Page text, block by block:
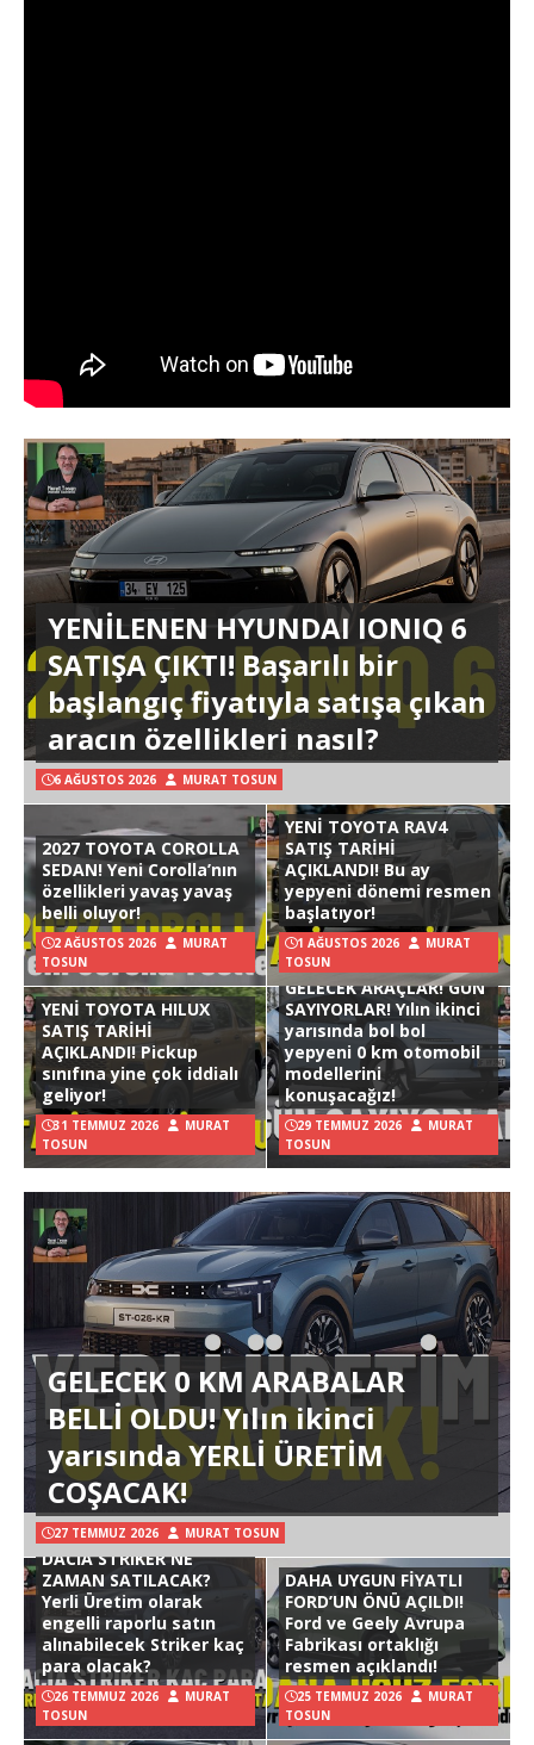
YENİLENEN HYUNDAI IONIQ 6
SATIŞA ÇIKTI! Başarılı bir
başlangıç fiyatıyla satışa çıkan
aracın özellikleri nasıl?
6 AĞUSTOS 2026 MURAT TOSUN
2027 TOYOTA COROLLA
SEDAN! Yeni Corolla’nın
özellikleri yavaş yavaş
belli oluyor!
2 AĞUSTOS 2026
MURAT
TOSUN
YENİ TOYOTA RAV4
SATIŞ TARİHİ
AÇIKLANDI! Bu ay
yepyeni dönemi resmen
başlatıyor!
1 AĞUSTOS 2026
MURAT
TOSUN
YENİ TOYOTA HILUX
SATIŞ TARİHİ
AÇIKLANDI! Pickup
sınıfına yine çok iddialı
geliyor!
31 TEMMUZ 2026
MURAT
TOSUN
GELECEK ARAÇLAR! GÜN
SAYIYORLAR! Yılın ikinci
yarısında bol bol
yepyeni 0 km otomobil
modellerini
konuşacağız!
29 TEMMUZ 2026
MURAT
TOSUN
GELECEK 0 KM ARABALAR
BELLİ OLDU! Yılın ikinci
yarısında YERLİ ÜRETİM
COŞACAK!
27 TEMMUZ 2026 MURAT TOSUN
DACIA STRIKER NE
ZAMAN SATILACAK?
Yerli Üretim olarak
engelli raporlu satın
alınabilecek Striker kaç
para olacak?
26 TEMMUZ 2026
MURAT
TOSUN
DAHA UYGUN FİYATLI
FORD’UN ÖNÜ AÇILDI!
Ford ve Geely Avrupa
Fabrikası ortaklığı
resmen açıklandı!
25 TEMMUZ 2026
MURAT
TOSUN